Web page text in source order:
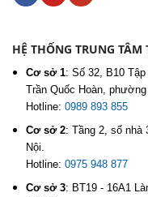
HỆ THỐNG TRUNG TÂM
Cơ sở 1: Số 32, B10
Trần Quốc Hoàn,
Hotline: 0989 893 855
Cơ sở 2: Tầng 2, số nhà
Nội.
Hotline: 0975 948 877
Cơ sở 3: BT19 - 16A1